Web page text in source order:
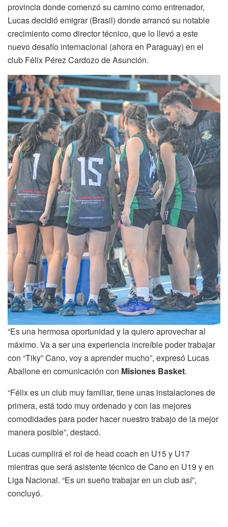
provincia donde comenzó su camino como entrenador,
Lucas decidió emigrar (Brasil) donde arrancó su notable
crecimiento como director técnico, que lo llevó a este
nuevo desafío internacional (ahora en Paraguay) en el
club Félix Pérez Cardozo de Asunción.
“Es una hermosa oportunidad y la quiero aprovechar al
máximo. Va a ser una experiencia increíble poder trabajar
con “Tiky” Cano, voy a aprender mucho”, expresó Lucas
Aballone en comunicación con Misiones Basket.
“Félix es un club muy familiar, tiene unas instalaciones de
primera, está todo muy ordenado y con las mejores
comodidades para poder hacer nuestro trabajo de la mejor
manera posible”, destacó.
Lucas cumplirá el rol de head coach en U15 y U17
mientras que será asistente técnico de Cano en U19 y en
Liga Nacional. “Es un sueño trabajar en un club así”,
concluyó.